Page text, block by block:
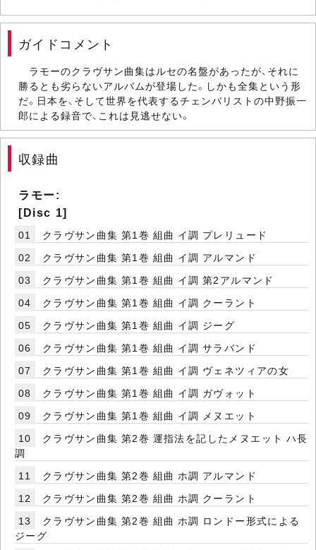
ガイドコメント
ラモーのクラヴサン曲集はルセの名盤があったが、それに
勝るとも劣らないアルバムが登場した。しかも全集という形
だ。日本を、そして世界を代表するチェンバリストの中野振一
郎による録音で、これは見逃せない。
収録曲
ラモー:
[Disc 1]
01
クラヴサン曲集 第1巻 組曲 イ調 プレリュード
02
クラヴサン曲集 第1巻 組曲 イ調 アルマンド
03
クラヴサン曲集 第1巻 組曲 イ調 第2アルマンド
04
クラヴサン曲集 第1巻 組曲 イ調 クーラント
05
クラヴサン曲集 第1巻 組曲 イ調 ジーグ
06
クラヴサン曲集 第1巻 組曲 イ調 サラバンド
07
クラヴサン曲集 第1巻 組曲 イ調 ヴェネツィアの女
08
クラヴサン曲集 第1巻 組曲 イ調 ガヴォット
09
クラヴサン曲集 第1巻 組曲 イ調 メヌエット
10
クラヴサン曲集 第2巻 運指法を記したメヌエット ハ長
調
11
クラヴサン曲集 第2巻 組曲 ホ調 アルマンド
12
クラヴサン曲集 第2巻 組曲 ホ調 クーラント
13
クラヴサン曲集 第2巻 組曲 ホ調 ロンドー形式による
ジーグ